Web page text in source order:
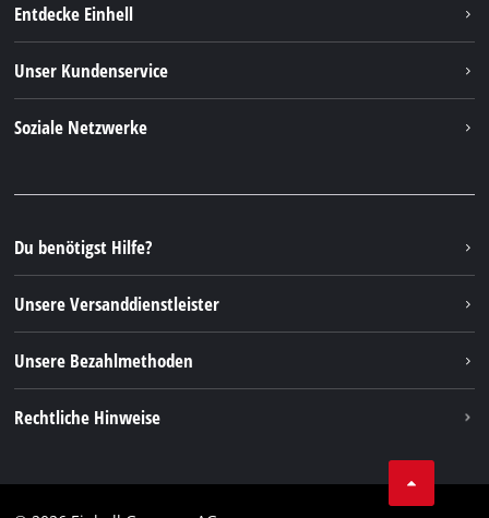
Entdecke Einhell
Nachhaltigkeit
Unser Kundenservice
FAQs
Rücksendungen / Widerruf
Verpackungsrichtlinien
Hinweise zur Batterieentsorgung
Vertrag widerrufen
Soziale Netzwerke
Instagram
TikTok
Pinterest
Linkedin
Du benötigst Hilfe?
Unsere Versanddienstleister
Unsere Bezahlmethoden
Rechtliche Hinweise